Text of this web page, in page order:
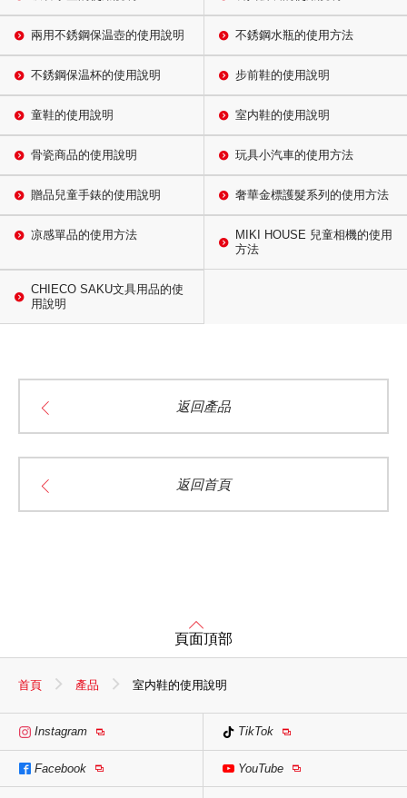
兩用不銹鋼保温壺的使用說明 不銹鋼水瓶的使用方法
不銹鋼保温杯的使用說明 步前鞋的使用說明
童鞋的使用說明 室内鞋的使用說明
骨瓷商品的使用說明 玩具小汽車的使用方法
贈品兒童手錶的使用說明 奢華金標護髮系列的使用方法
凉感單品的使用方法
MIKI HOUSE 兒童相機的使用
方法
CHIECO SAKU文具用品的使
用說明
返回產品
返回首頁
頁面頂部
首頁 產品 室内鞋的使用說明
Instagram TikTok
Facebook YouTube